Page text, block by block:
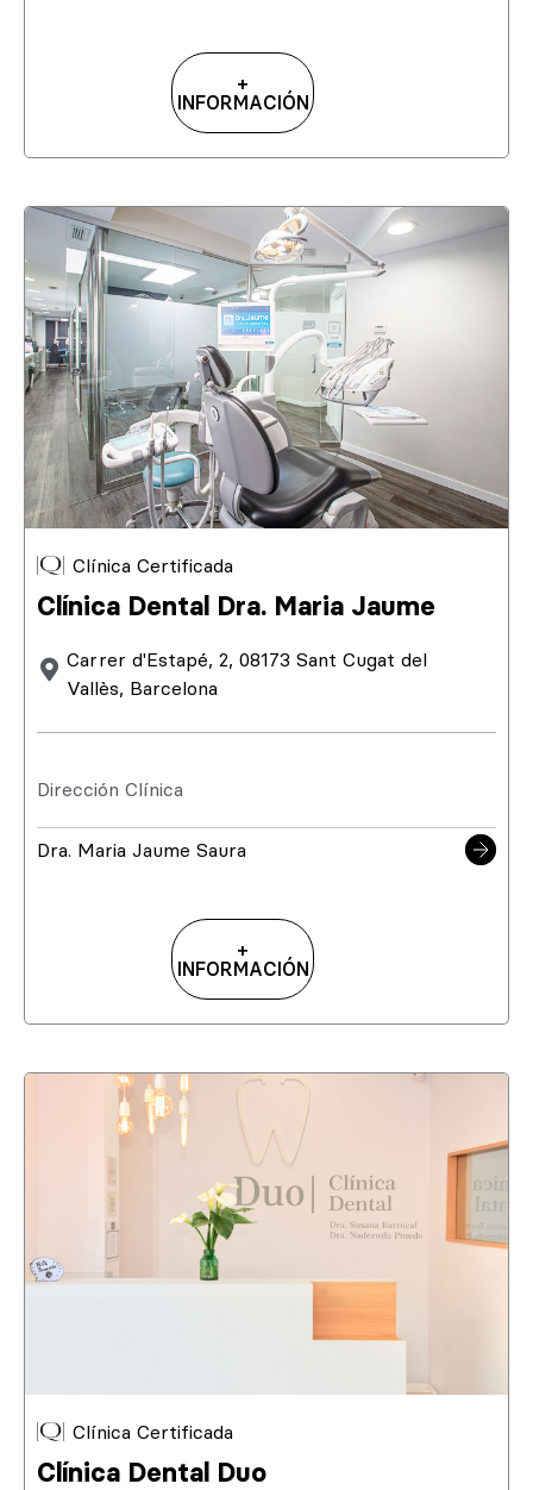
+
INFORMACIÓN
Clínica Certificada
Clínica Dental Dra. Maria Jaume
Carrer d'Estapé, 2, 08173 Sant Cugat del
Vallès, Barcelona
Dirección Clínica
Dra. Maria Jaume Saura
+
INFORMACIÓN
Clínica Certificada
Clínica Dental Duo